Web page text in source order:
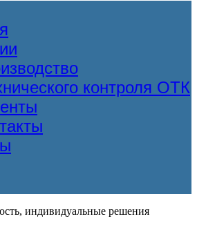
контроля ОТК
индивидуальные решения